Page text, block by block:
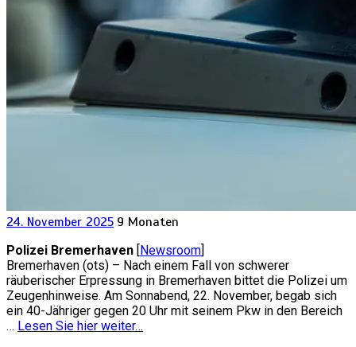
24. November 2025 9 Monaten
Polizei Bremerhaven [Newsroom]
Bremerhaven (ots) – Nach einem Fall von schwerer
räuberischer Erpressung in Bremerhaven bittet die Polizei um
Zeugenhinweise. Am Sonnabend, 22. November, begab sich
ein 40-Jähriger gegen 20 Uhr mit seinem Pkw in den Bereich
… Lesen Sie hier weiter…